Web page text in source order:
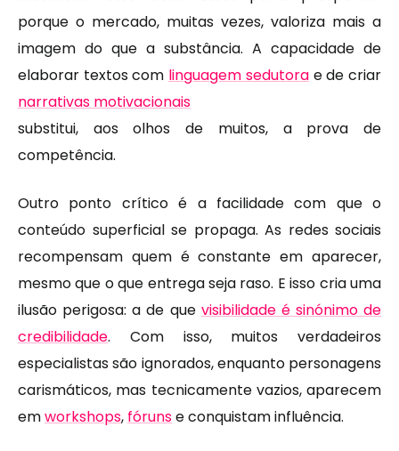
porque o mercado, muitas vezes, valoriza mais a
imagem do que a substância. A capacidade de
elaborar textos com linguagem sedutorae de criar
narrativas motivacionais
substitui, aos olhos de muitos, a prova de
competência.
Outro ponto crítico é a facilidade com que o
conteúdo superficial se propaga. As redes sociais
recompensam quem é constante em aparecer,
mesmo que o que entrega seja raso. E isso cria uma
ilusão perigosa: a de que visibilidade é sinónimo de
credibilidade. Com isso, muitos verdadeiros
especialistas são ignorados, enquanto personagens
carismáticos, mas tecnicamente vazios, aparecem
emworkshops, fórunse conquistam influência.